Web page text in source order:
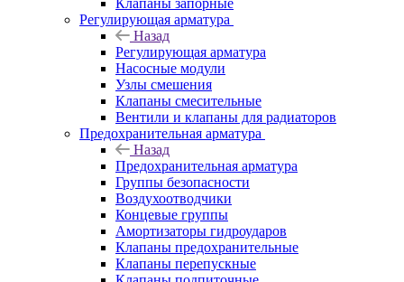
Клапаны запорные
Регулирующая арматура
Назад
Регулирующая арматура
Насосные модули
Узлы смешения
Клапаны смесительные
Вентили и клапаны для радиаторов
Предохранительная арматура
Назад
Предохранительная арматура
Группы безопасности
Воздухоотводчики
Концевые группы
Амортизаторы гидроударов
Клапаны предохранительные
Клапаны перепускные